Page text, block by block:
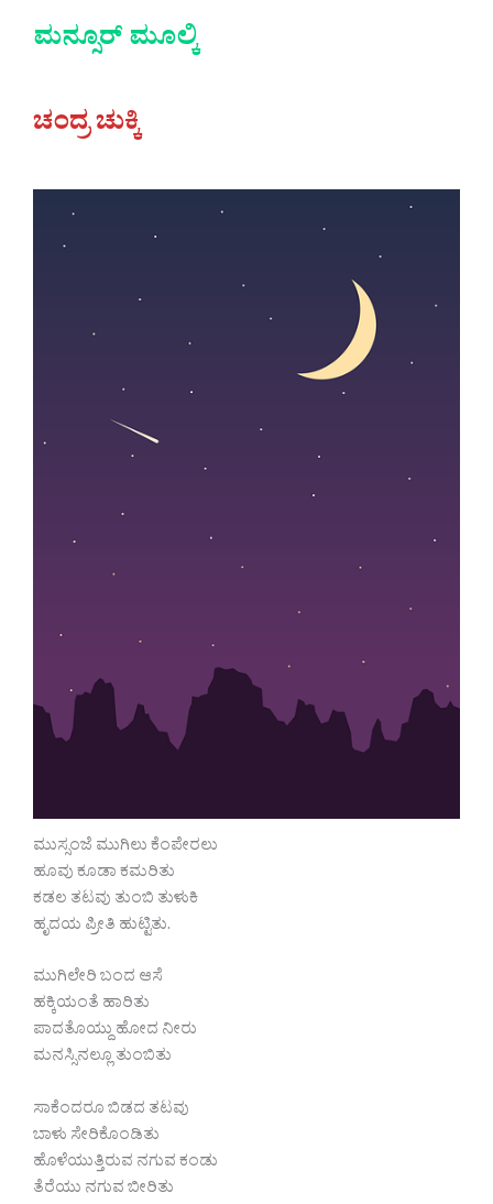
ಮನ್ಸೂರ್ ಮೂಲ್ಕಿ
ಚಂದ್ರ ಚುಕ್ಕಿ
ಮುಸ್ಸಂಜೆ ಮುಗಿಲು ಕೆಂಪೇರಲು
ಹೂವು ಕೂಡಾ ಕಮರಿತು
ಕಡಲ ತಟವು ತುಂಬಿ ತುಳುಕಿ
ಹೃದಯ ಪ್ರೀತಿ ಹುಟ್ಟಿತು.
ಮುಗಿಲೇರಿ ಬಂದ ಆಸೆ
ಹಕ್ಕಿಯಂತೆ ಹಾರಿತು
ಪಾದತೊಯ್ದು ಹೋದ ನೀರು
ಮನಸ್ಸಿನಲ್ಲೂ ತುಂಬಿತು
ಸಾಕೆಂದರೂ ಬಿಡದ ತಟವು
ಬಾಳು ಸೇರಿಕೊಂಡಿತು
ಹೊಳೆಯುತ್ತಿರುವ ನಗುವ ಕಂಡು
ತೆರೆಯು ನಗುವ ಬೀರಿತು